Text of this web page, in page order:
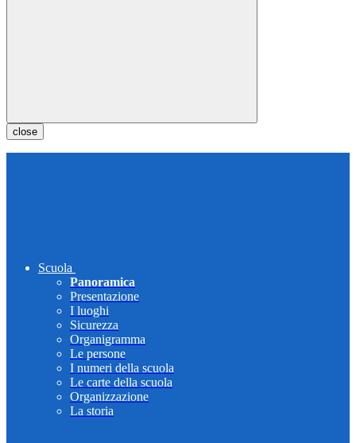
close
Scuola
Panoramica
Presentazione
I luoghi
Sicurezza
Organigramma
Le persone
I numeri della scuola
Le carte della scuola
Organizzazione
La storia